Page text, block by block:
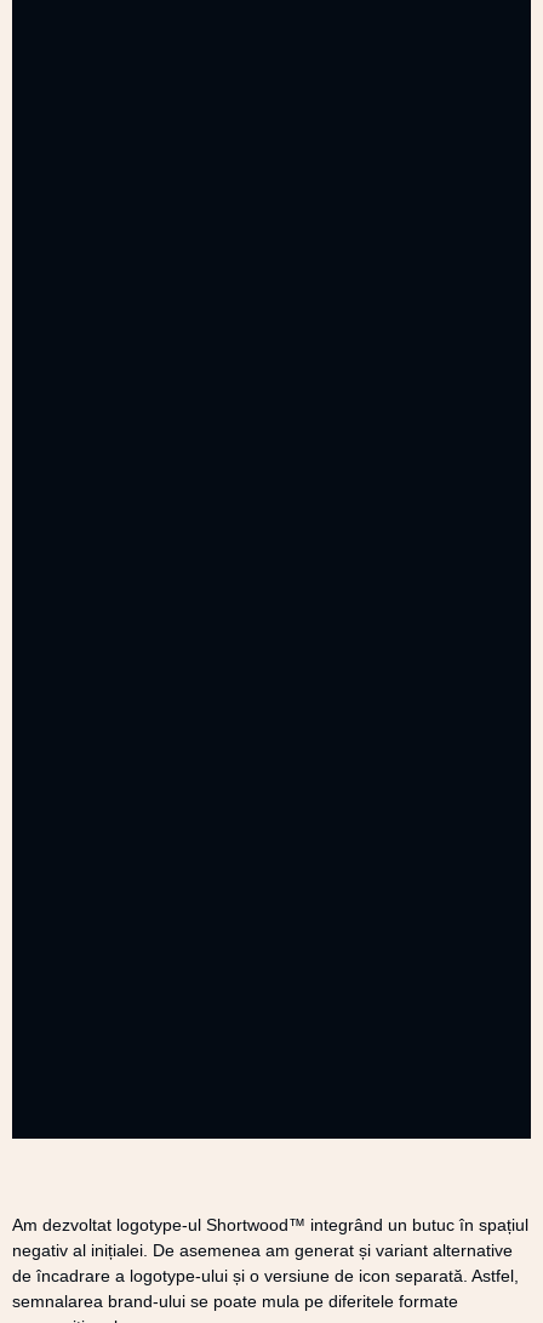
Am dezvoltat logotype-ul Shortwood™ integrând un butuc în spațiul
negativ al inițialei. De asemenea am generat și variant alternative
de încadrare a logotype-ului și o versiune de icon separată. Astfel,
semnalarea brand-ului se poate mula pe diferitele formate